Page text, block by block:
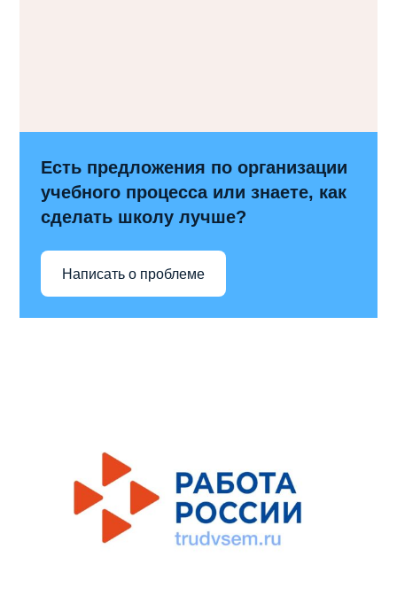
Есть предложения по организации
учебного процесса или знаете, как
сделать школу лучше?
Написать о проблеме